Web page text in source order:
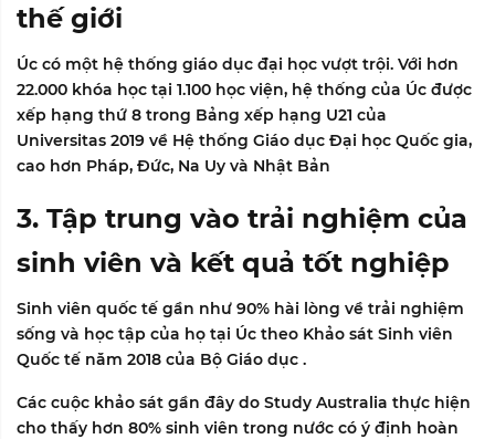
thế giới
Úc có một hệ thống giáo dục đại học vượt trội. Với hơn
22.000 khóa học tại 1.100 học viện, hệ thống của Úc được
xếp hạng thứ 8 trong Bảng xếp hạng U21 của
Universitas 2019 về Hệ thống Giáo dục Đại học Quốc gia,
cao hơn Pháp, Đức, Na Uy và Nhật Bản
3. Tập trung vào trải nghiệm của
sinh viên và kết quả tốt nghiệp
Sinh viên quốc tế gần như 90% hài lòng về trải nghiệm
sống và học tập của họ tại Úc theo Khảo sát Sinh viên
Quốc tế năm 2018 của Bộ Giáo dục .
Các cuộc khảo sát gần đây do Study Australia thực hiện
cho thấy hơn 80% sinh viên trong nước có ý định hoàn